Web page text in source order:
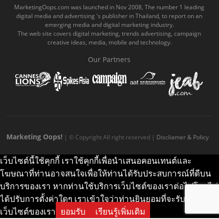
o
o
k
c
o
b
e
.
o
m
e
g
r
a
.
k
.
c
m
MarketingOops.com was launched in Nov 2008, The number 1 leading
digital media and advertising 's publisher in Thailand, to report on an
emerging media and digital marketing industry.
The web site covers digital marketing, trends advertising, campaign
creative ideas, media, mobile and technology.
Our Partners
Marketing Oops! | © Copyright All right reserved | Discliamer & Policy
เว็บไซต์นี้ใช้คุกกี้ เราใช้คุกกี้เพื่อนำเสนอคอนเทนต์และ
โฆษณาที่ท่านอาจสนใจเพื่อให้ท่านได้รับประสบการณ์ที่ดีบน
บริการของเรา หากท่านใช้บริการเว็บไซต์ของเราต่อไปโดยไม่
ได้ปรับการตั้งค่าใดๆ เราเข้าใจว่าท่านยินยอมที่จะรับคุกกี้บน
เว็บไซต์ของเรา ยอมรับ เรียนรู้เพิ่มเติม